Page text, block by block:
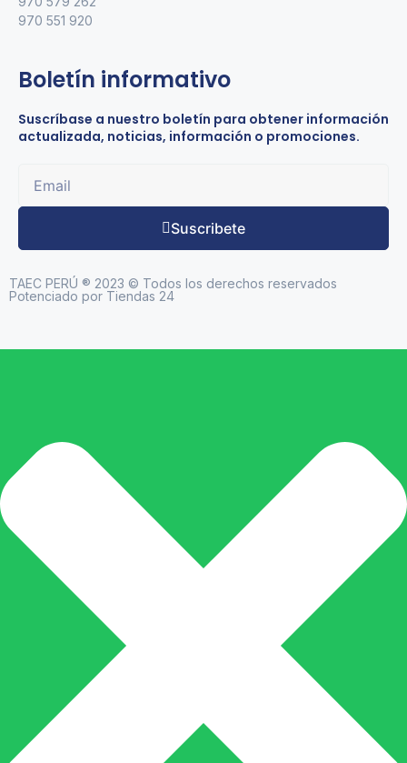
970 551 920
Boletín informativo
Suscríbase a nuestro boletín para obtener información
actualizada, noticias, información o promociones.
Suscribete
TAEC PERÚ ® 2023 © Todos los derechos reservados
Potenciado por Tiendas 24